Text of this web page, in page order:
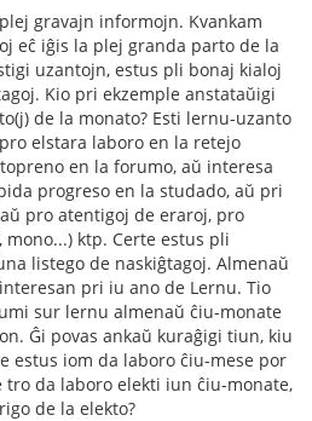
gravajn informojn. Kvankam
eĉ iĝis la plej granda parto de la
uzantojn, estus pli bonaj kialoj
Kio pri ekzemple anstataŭigi
de la monato? Esti lernu-uzanto
elstara laboro en la retejo
en la forumo, aŭ interesa
progreso en la studado, aŭ pri
pro atentigoj de eraroj, pro
ktp. Certe estus pli
listego de naskiĝtagoj. Almenaŭ
pri iu ano de Lernu. Tio
sur lernu almenaŭ ĉiu-monate
Ĝi povas ankaŭ kuraĝigi tiun, kiu
estus iom da laboro ĉiu-mese por
tro da laboro elekti iun ĉiu-monate,
de la elekto?